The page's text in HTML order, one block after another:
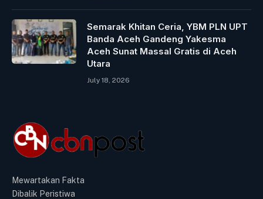
Semarak Khitan Ceria, YBM PLN UPT
Banda Aceh Gandeng Yakesma
Aceh Sunat Massal Gratis di Aceh
Utara
July 18, 2026
Mewartakan Fakta
Dibalik Peristiwa